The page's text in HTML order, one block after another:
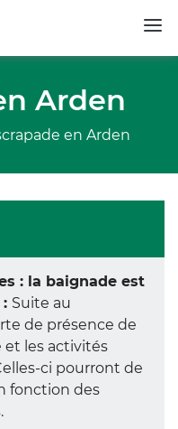
Arden
en Arden
: la baignade est
Suite au
de présence de
et les activités
ci pourront de
fonction des